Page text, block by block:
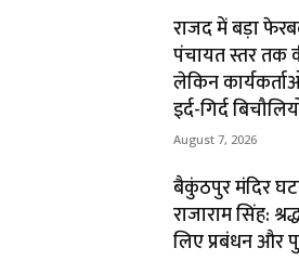
राजद में बड़ा
पंचायत स्तर तक
लेकिन
इर्द-गिर्द
August 7, 2026
बैकुंठपुर मंदिर
राजाराम सिंह:
लिए प्रबंधन और